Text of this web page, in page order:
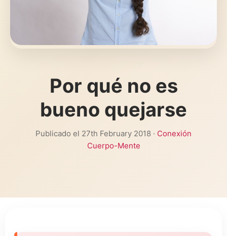
Por qué no es
bueno quejarse
Publicado el 27th February 2018 · Conexión
Cuerpo-Mente